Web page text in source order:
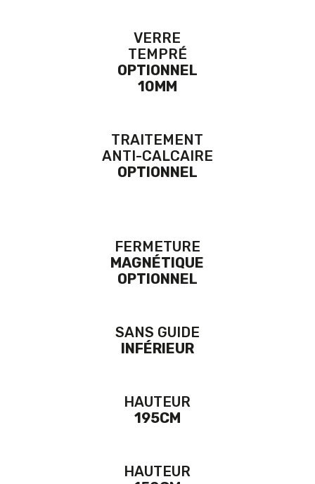
VERRE
TEMPRÉ
OPTIONNEL
10MM
TRAITEMENT
ANTI-CALCAIRE
OPTIONNEL
FERMETURE
MAGNÉTIQUE
OPTIONNEL
SANS GUIDE
INFÉRIEUR
HAUTEUR
195CM
HAUTEUR